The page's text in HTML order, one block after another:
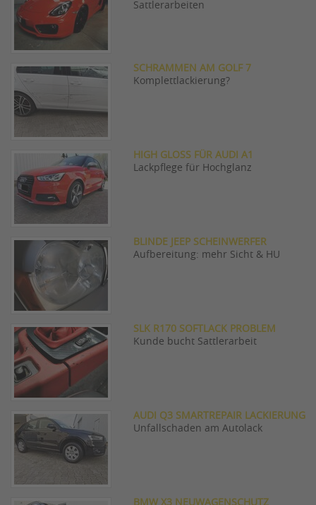
Sattlerarbeiten
SCHRAMMEN AM GOLF 7
Komplettlackierung?
HIGH GLOSS FÜR AUDI A1
Lackpflege für Hochglanz
BLINDE JEEP SCHEINWERFER
Aufbereitung: mehr Sicht & HU
SLK R170 SOFTLACK PROBLEM
Kunde bucht Sattlerarbeit
AUDI Q3 SMARTREPAIR LACKIERUNG
Unfallschaden am Autolack
BMW X3 NEUWAGENSCHUTZ